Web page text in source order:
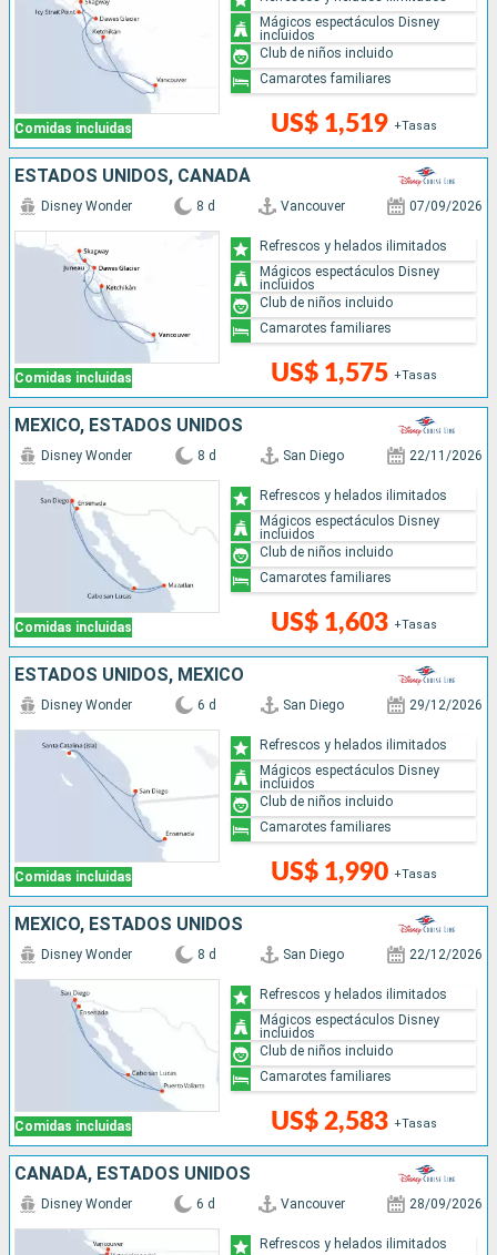
Comidas incluidas US$ 1,519 +Tasas
Mágicos espectáculos Disney
incluidos
Club de niños incluido
Camarotes familiares
ESTADOS UNIDOS, CANADÁ
Comidas incluidas
Disney Wonder 8 d Vancouver 07/09/2026
US$ 1,575 +Tasas
Refrescos y helados ilimitados
Mágicos espectáculos Disney
incluidos
Club de niños incluido
Camarotes familiares
MÉXICO, ESTADOS UNIDOS
Comidas incluidas
Disney Wonder 8 d San Diego 22/11/2026
US$ 1,603 +Tasas
Refrescos y helados ilimitados
Mágicos espectáculos Disney
incluidos
Club de niños incluido
Camarotes familiares
ESTADOS UNIDOS, MÉXICO
Comidas incluidas
Disney Wonder 6 d San Diego 29/12/2026
US$ 1,990 +Tasas
Refrescos y helados ilimitados
Mágicos espectáculos Disney
incluidos
Club de niños incluido
Camarotes familiares
MÉXICO, ESTADOS UNIDOS
Comidas incluidas
Disney Wonder 8 d San Diego 22/12/2026
US$ 2,583 +Tasas
Refrescos y helados ilimitados
Mágicos espectáculos Disney
incluidos
Club de niños incluido
Camarotes familiares
CANADÁ, ESTADOS UNIDOS
Disney Wonder 6 d Vancouver 28/09/2026
Refrescos y helados ilimitados